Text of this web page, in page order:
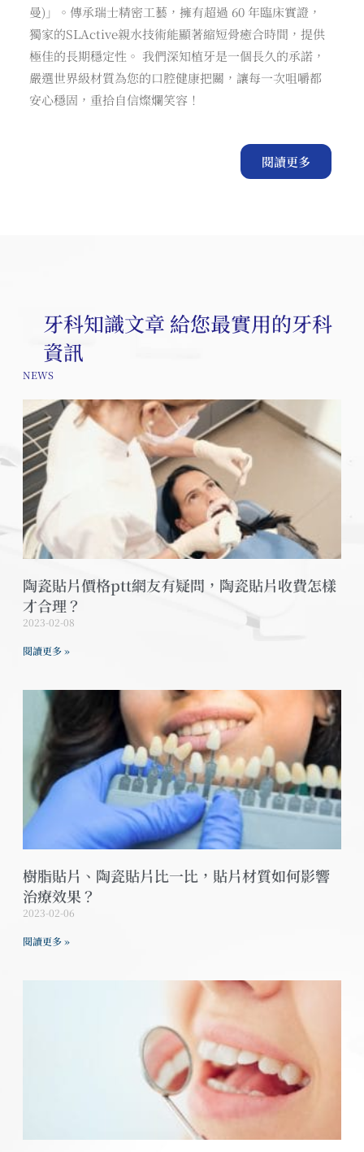
曼)」。傳承瑞士精密工藝，擁有超過 60 年臨床實證，
獨家的SLActive親水技術能顯著縮短骨癒合時間，提供
極佳的長期穩定性。 我們深知植牙是一個長久的承諾，
嚴選世界級材質為您的口腔健康把關，讓每一次咀嚼都
安心穩固，重拾自信燦爛笑容！
閱讀更多
牙科知識文章 給您最實用的牙科
資訊
NEWS
陶瓷貼片價格ptt網友有疑問，陶瓷貼片收費怎樣
才合理？
2023-02-08
閱讀更多 »
樹脂貼片、陶瓷貼片比一比，貼片材質如何影響
治療效果？
2023-02-06
閱讀更多 »